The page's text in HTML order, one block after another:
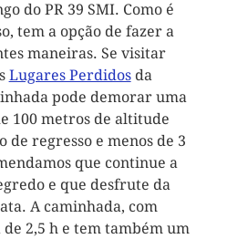
do PR 39 SMI. Como é
tem a opção de fazer a
maneiras. Se visitar
Lugares Perdidosda
pode demorar uma
100 metros de altitude
regresso e menos de 3
que continue a
e que desfrute da
A caminhada, com
2,5 h e tem também um